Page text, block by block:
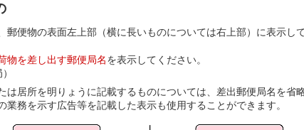
郵便物の表面左上部（横に長いものについては右上部）に表示し
物を差し出す郵便局名を表示してください。
居所を明りょうに記載するものについては、差出郵便局名を省略
務を示す広告等を記載した表示も使用することができます。